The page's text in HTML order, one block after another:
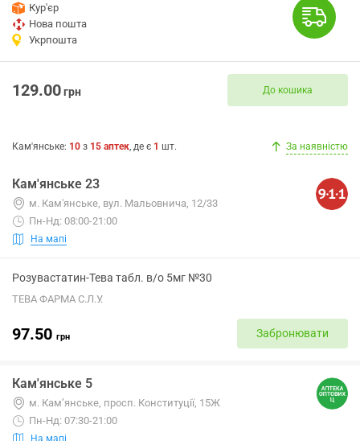
Кур'єр
Нова пошта
Укрпошта
129.00грн До кошика
Кам'янське: 10 з 15 аптек, де є 1 шт. За наявністю
Кам'янське 23
м. Кам'янське, вул. Мальовнича, 12/33
Пн-Нд: 08:00-21:00
На мапі
Розувастатин-Тева табл. в/о 5мг №30
ТЕВА ФАРМА С.Л.У.
97.50 грн Забронювати
Кам'янське 5
м. Кам’янське, просп. Конституції, 15Ж
Пн-Нд: 07:30-21:00
На мапі